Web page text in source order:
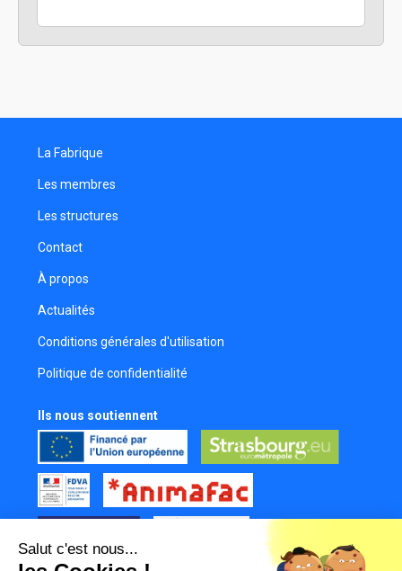
La Fabrique
Les membres
Les structures
Contact
À propos
Actualités
Conditions générales d'utilisation
Politique de confidentialité
Ils nous soutiennent
Salut c'est nous...